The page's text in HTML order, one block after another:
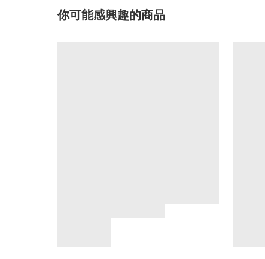
你可能感興趣的商品